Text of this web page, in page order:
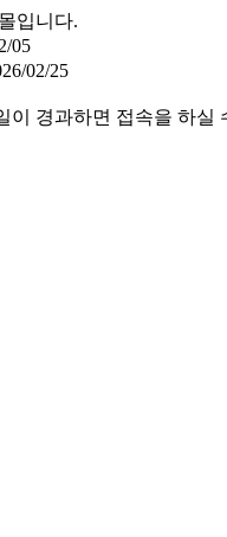
입니다.
05
02/25
이 경과하면 접속을 하실